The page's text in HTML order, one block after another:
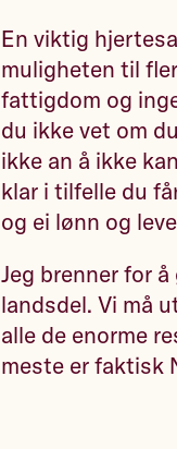
En viktig
muligheten til
fattigdom og
du ikke vet om
ikke an å ikke
klar i tilfelle du
og ei lønn og
Jeg brenner for
landsdel. Vi må
alle de enorme
meste er faktisk